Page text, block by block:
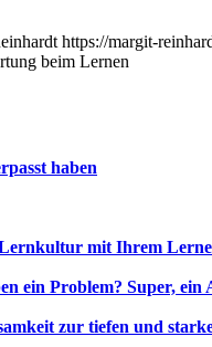
https://margit-
beim Lernen
haben
mit Ihrem
ein Problem? Super, ein
zur tiefen und